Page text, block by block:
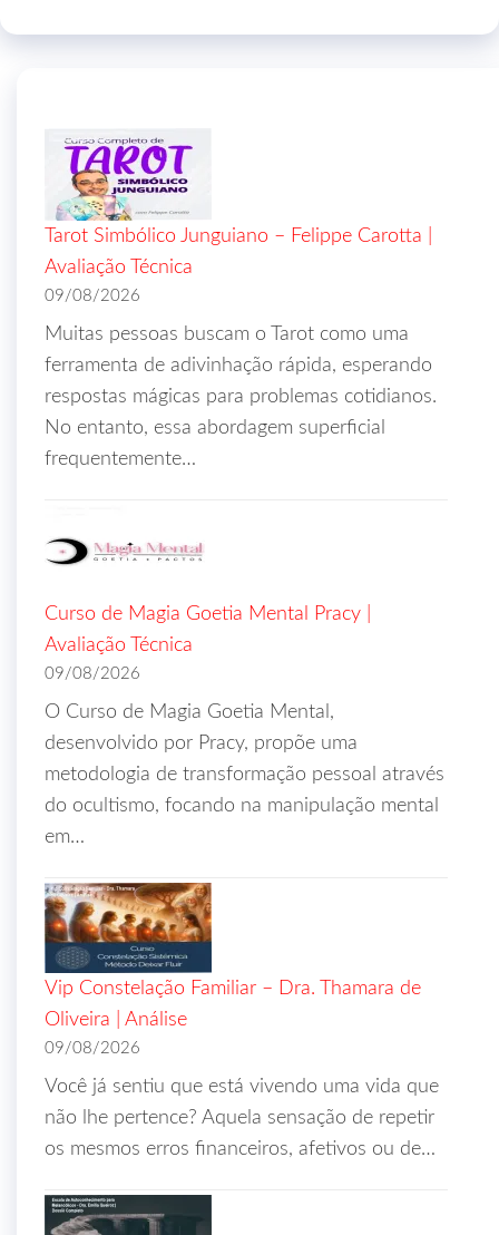
Tarot Simbólico Junguiano – Felippe Carotta |
Avaliação Técnica
09/08/2026
Muitas pessoas buscam o Tarot como uma
ferramenta de adivinhação rápida, esperando
respostas mágicas para problemas cotidianos.
No entanto, essa abordagem superficial
frequentemente…
Curso de Magia Goetia Mental Pracy |
Avaliação Técnica
09/08/2026
O Curso de Magia Goetia Mental,
desenvolvido por Pracy, propõe uma
metodologia de transformação pessoal através
do ocultismo, focando na manipulação mental
em…
Vip Constelação Familiar – Dra. Thamara de
Oliveira | Análise
09/08/2026
Você já sentiu que está vivendo uma vida que
não lhe pertence? Aquela sensação de repetir
os mesmos erros financeiros, afetivos ou de…